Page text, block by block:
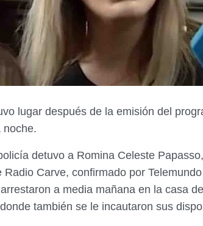
lugar después de la emisión del
noche.
detuvo a Romina Celeste
Radio Carve, confirmado por
a media mañana en la casa
también se le incautaron sus